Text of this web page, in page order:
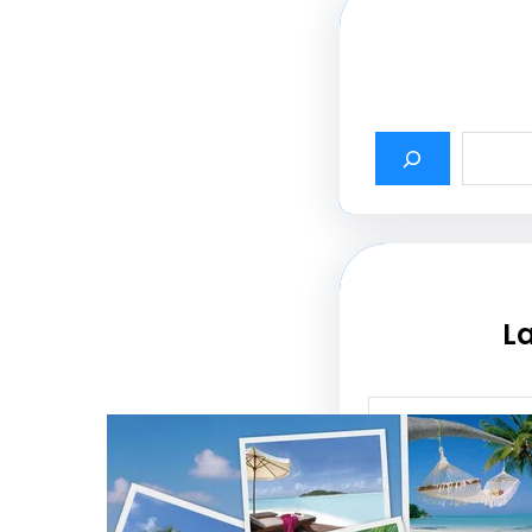
أسماء شركات